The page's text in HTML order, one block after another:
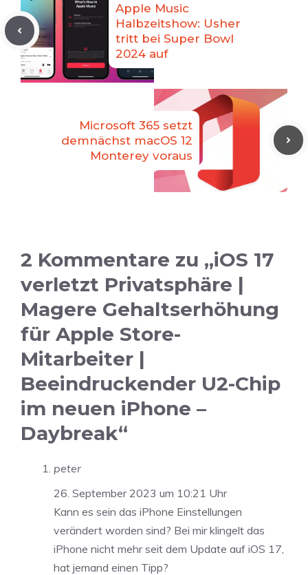
Apple Music
Halbzeitshow: Usher
tritt bei Super Bowl
2024 auf
Microsoft 365 setzt
demnächst macOS 12
Monterey voraus
2 Kommentare zu „iOS 17
verletzt Privatsphäre |
Magere Gehaltserhöhung
für Apple Store-
Mitarbeiter |
Beeindruckender U2-Chip
im neuen iPhone –
Daybreak“
peter
26. September 2023 um 10:21 Uhr
Kann es sein das iPhone Einstellungen
verändert worden sind? Bei mir klingelt das
iPhone nicht mehr seit dem Update auf iOS 17,
hat jemand einen Tipp?